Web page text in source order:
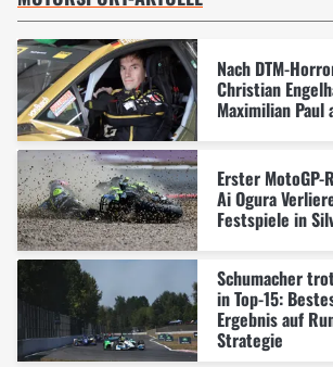
Nach DTM-
Christian
Maximilian
Erster
Ai Ogura
Festspiele in
Schumacher
in Top-15:
Ergebnis auf
Strategie